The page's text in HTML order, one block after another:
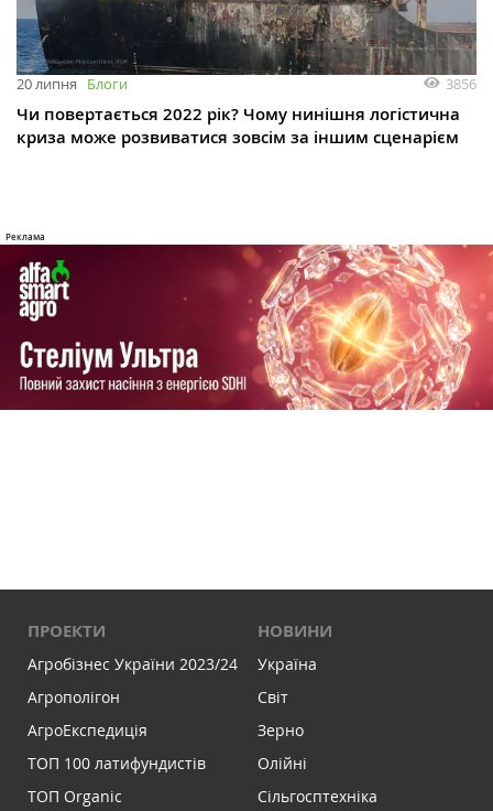
20 липня Блоги 3856
Чи повертається 2022 рік? Чому нинішня логістична
криза може розвиватися зовсім за іншим сценарієм
ПРОЕКТИ
Агробізнес України 2023/24
Агрополігон
АгроЕкспедиція
ТОП 100 латифундистів
ТОП Organic
НОВИНИ
Україна
Світ
Зерно
Олійні
Сільгосптехніка